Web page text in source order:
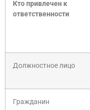
Кто привлечен к
ответственности
Должностное лицо
Гражданин